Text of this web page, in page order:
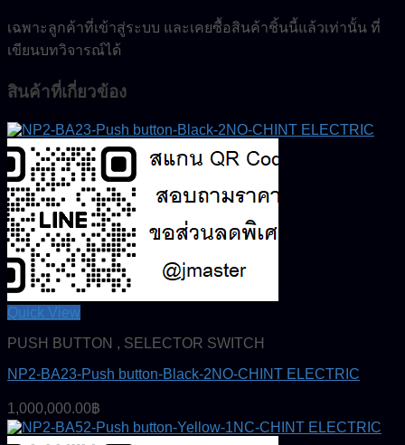
เฉพาะลูกค้าที่เข้าสู่ระบบ และเคยซื้อสินค้าชิ้นนี้แล้วเท่านั้น ที่
เขียนบทวิจารณ์ได้
สินค้าที่เกี่ยวข้อง
Quick View
PUSH BUTTON , SELECTOR SWITCH
NP2-BA23-Push button-Black-2NO-CHINT ELECTRIC
1,000,000.00฿